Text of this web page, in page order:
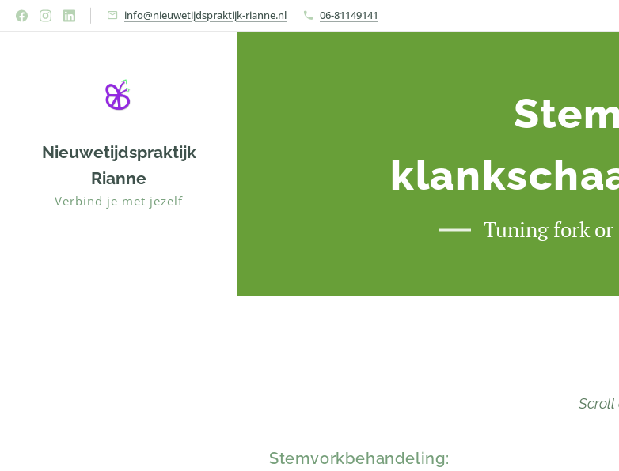
info@nieuwetijdspraktijk-rianne.nl 06-81149141
Nieuwetijdspraktijk
Rianne
Verbind je met jezelf
Tuning fork
Scroll
Stemvorkbehandeling: